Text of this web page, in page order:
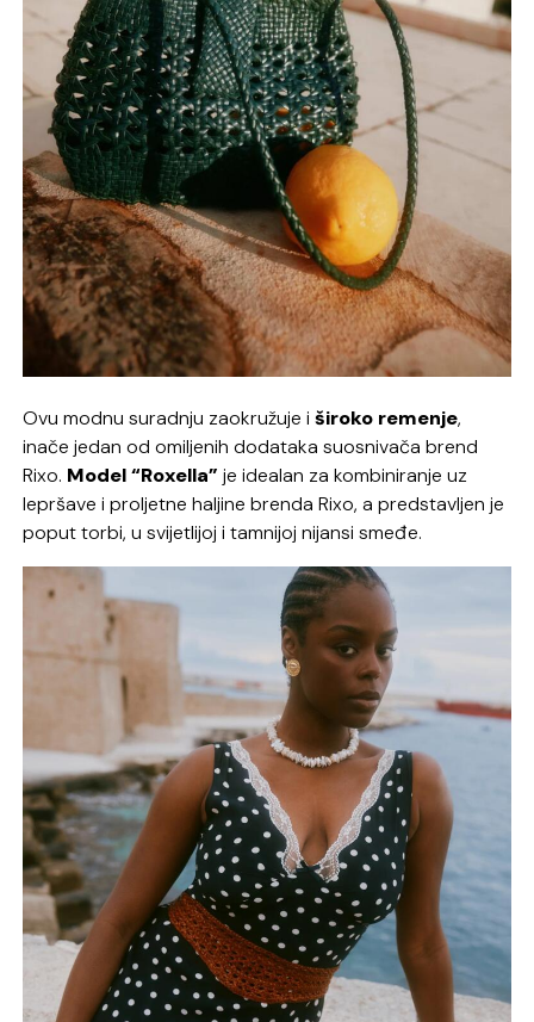
Ovu modnu suradnju zaokružuje i široko remenje,
inače jedan od omiljenih dodataka suosnivača brend
Rixo. Model “Roxella” je idealan za kombiniranje uz
lepršave i proljetne haljine brenda Rixo, a predstavljen je
poput torbi, u svijetlijoj i tamnijoj nijansi smeđe.